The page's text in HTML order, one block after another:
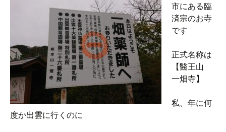
市にある臨
済宗のお寺
です
正式名称は
【醫王山
一畑寺】
私、年に何
度か出雲に行くのに